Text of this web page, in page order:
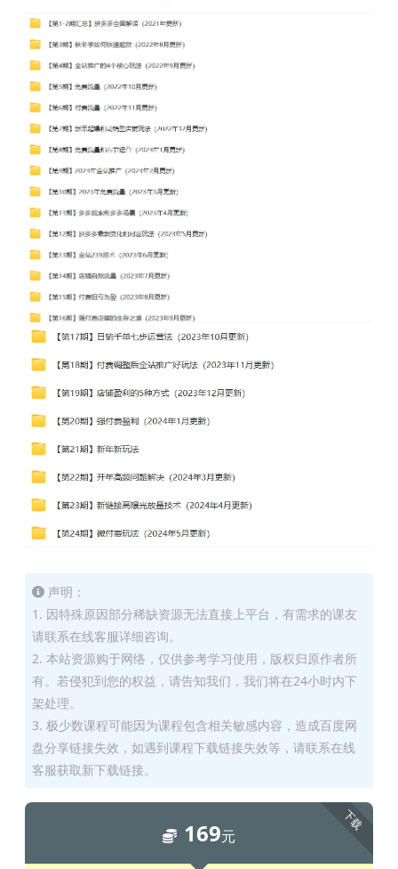
❅
声明：
1. 因特殊原因部分稀缺资源无法直接上平台，有需求的课友
请联系在线客服详细咨询。
2. 本站资源购于网络，仅供参考学习使用，版权归原作者所
有。若侵犯到您的权益，请告知我们，我们将在24小时内下
架处理。
3. 极少数课程可能因为课程包含相关敏感内容，造成百度网
盘分享链接失效，如遇到课程下载链接失效等，请联系在线
客服获取新下载链接。
下载
169元